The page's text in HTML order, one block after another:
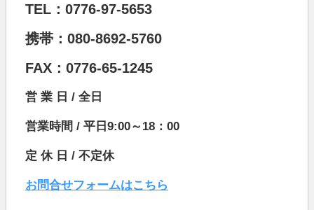
TEL：0776-97-5653
携帯：080-8692-5760
FAX：0776-65-1245
営 業 日 / 全日
営業時間 / 平日9:00～18：00
定 休 日 / 不定休
お問合せフォームはこちら